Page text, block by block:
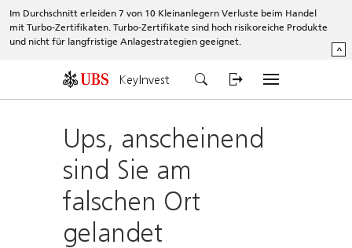
Im Durchschnitt erleiden 7 von 10 Kleinanlegern Verluste beim Handel
mit Turbo-Zertifikaten. Turbo-Zertifikate sind hoch risikoreiche Produkte
und nicht für langfristige Anlagestrategien geeignet.
^
KeyInvest
Ups, anscheinend
sind Sie am
falschen Ort
gelandet